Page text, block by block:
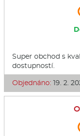
Super obchod s
dostupností.
Objednáno: 19. 2.